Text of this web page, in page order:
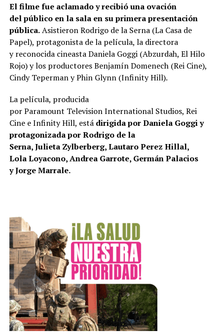
El filme fue aclamado y recibió una ovación
del público en la sala en su primera presentación
pública.Asistieron Rodrigo de la Serna (La Casa de
Papel), protagonista de la película, la directora
y reconocida cineasta Daniela Goggi (Abzurdah, El Hilo
Rojo) y los productores Benjamín Domenech (Rei Cine),
Cindy Teperman y Phin Glynn (Infinity Hill).
La película, producida
por Paramount Television International Studios, Rei
Cine e Infinity Hill, está dirigida por Daniela Goggi y
protagonizada por Rodrigo de la
Serna, Julieta Zylberberg, Lautaro Perez Hillal,
Lola Loyacono, Andrea Garrote, Germán Palacios
y Jorge Marrale.